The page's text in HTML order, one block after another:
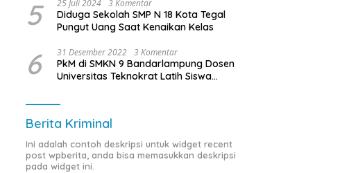
Dibayar
5 25 Juli 2024 3 Komentar
Diduga Sekolah SMP N 18 Kota Tegal
Pungut Uang Saat Kenaikan Kelas
6 31 Desember 2022 3 Komentar
PkM di SMKN 9 Bandarlampung Dosen
Universitas Teknokrat Latih Siswa
Berita Kriminal
Ini adalah contoh deskripsi untuk widget recent
post wpberita, anda bisa memasukkan deskripsi
pada widget ini.